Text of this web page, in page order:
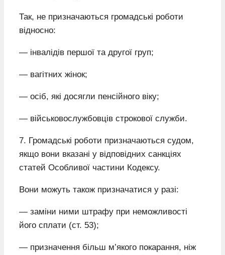
Так, не призначаються громадські роботи
відносно:
— інвалідів першої та другої груп;
— вагітних жінок;
— осіб, які досягли пенсійного віку;
— військовослужбовців строкової служби.
7. Громадські роботи призначаються судом,
якщо вони вказані у відповідних санкціях
статей Особливої частини Кодексу.
Вони можуть також призначатися у разі:
— заміни ними штрафу при неможливості
його сплати (ст. 53);
— призначення більш м’якого покарання, ніж